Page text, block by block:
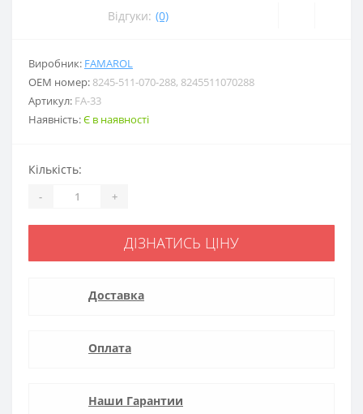
Відгуки: (0)
Виробник: FAMAROL
ОЕМ номер: 8245-511-070-288, 8245511070288
Артикул: FA-33
Наявність:Є в наявності
Кількість:
- +
ДІЗНАТИСЬ ЦІНУ
Доставка
Оплата
Наши Гарантии